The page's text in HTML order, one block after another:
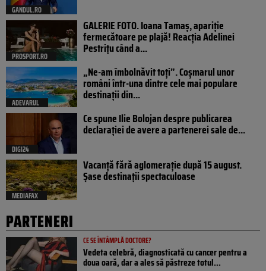
GANDUL.RO
PROSPORT.RO
GALERIE FOTO. Ioana Tamaş, apariție
fermecătoare pe plajă! Reacția Adelinei
Pestrițu când a...
ADEVARUL
„Ne-am îmbolnăvit toți”. Coșmarul unor
români într-una dintre cele mai populare
destinații din...
DIGI24
Ce spune Ilie Bolojan despre publicarea
declarației de avere a partenerei sale de...
MEDIAFAX
Vacanță fără aglomerație după 15 august.
Șase destinații spectaculoase
PARTENERI
CE SE ÎNTÂMPLĂ DOCTORE?
Vedeta celebră, diagnosticată cu cancer pentru a
doua oară, dar a ales să păstreze totul...